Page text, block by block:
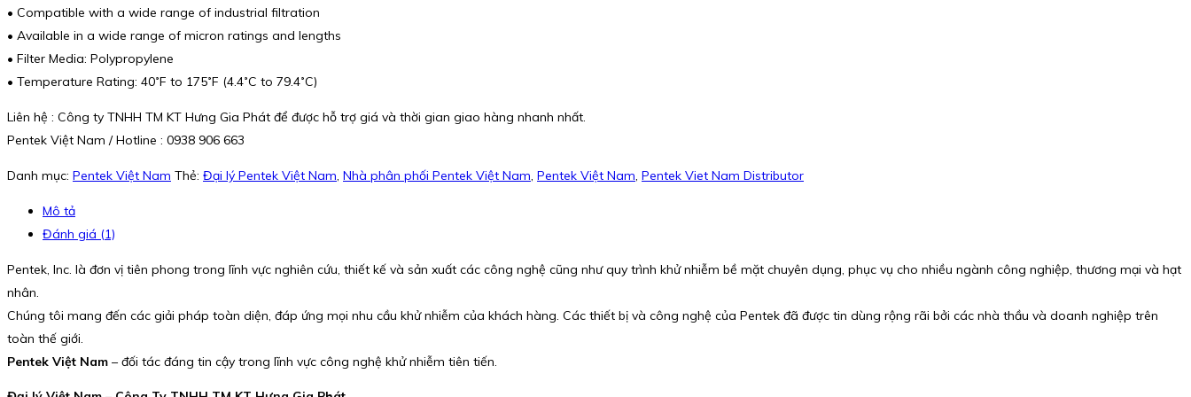
• Compatible with a wide range of industrial filtration
• Available in a wide range of micron ratings and lengths
• Filter Media: Polypropylene
• Temperature Rating: 40˚F to 175˚F (4.4˚C to 79.4˚C)
Liên hệ : Công ty TNHH TM KT Hưng Gia Phát để được hỗ trợ giá và thời gian giao hàng nhanh nhất.
Pentek Việt Nam / Hotline : 0938 906 663
Danh mục: Pentek Việt Nam Thẻ: Đại lý Pentek Việt Nam, Nhà phân phối Pentek Việt Nam, Pentek Việt Nam, Pentek Viet Nam Distributor
Mô tả
Đánh giá (1)
Pentek, Inc. là đơn vị tiên phong trong lĩnh vực nghiên cứu, thiết kế và sản xuất các công nghệ cũng như quy trình khử nhiễm bề mặt chuyên dụng, phục vụ cho nhiều ngành công nghiệp, thương mại và hạt
nhân.
Chúng tôi mang đến các giải pháp toàn diện, đáp ứng mọi nhu cầu khử nhiễm của khách hàng. Các thiết bị và công nghệ của Pentek đã được tin dùng rộng rãi bởi các nhà thầu và doanh nghiệp trên
toàn thế giới.
Pentek Việt Nam – đối tác đáng tin cậy trong lĩnh vực công nghệ khử nhiễm tiên tiến.